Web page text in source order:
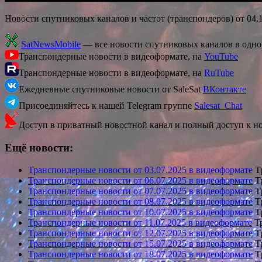
Новости спутниковых каналов и частот (транспондеров) от
SatNewsMobile — все новости спутниковых каналов в
Транспондерные новости в видеоформате, на YouTube
Транспондерные новости в видеоформате, на RuTube
Ежедневные спутниковые новости от SaleSat ВКонтакте
Присоединяйтесь к нашей Telegram группе Salesat_Chat
Доступ в приватный новостной канал и полный доступ к
Ещё новости:
Транспондерные новости от 03.07.2025 в видеоформате
Транспондерные новости от 06.07.2025 в видеоформате
Транспондерные новости от 07.07.2025 в видеоформате
Транспондерные новости от 08.07.2025 в видеоформате
Транспондерные новости от 10.07.2025 в видеоформате
Транспондерные новости от 11.07.2025 в видеоформате
Транспондерные новости от 12.07.2025 в видеоформате
Транспондерные новости от 15.07.2025 в видеоформате
Транспондерные новости от 18.07.2025 в видеоформате